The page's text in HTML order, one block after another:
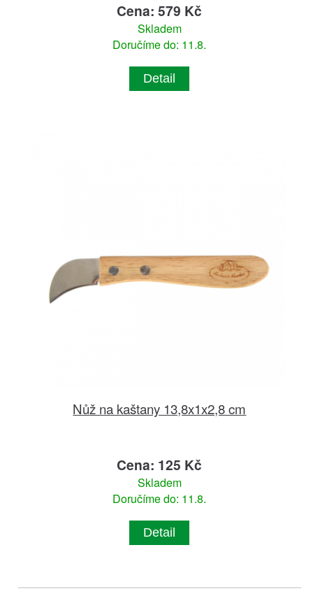
Cena: 579 Kč
Skladem
Doručíme do: 11.8.
Detail
Nůž na kaštany 13,8x1x2,8 cm
Cena: 125 Kč
Skladem
Doručíme do: 11.8.
Detail